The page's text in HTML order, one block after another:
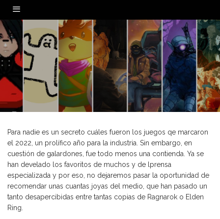
0
Para nadie es un secreto cuáles fueron los juegos qe marcaron
el 2022, un prolífico año para la industria. Sin embargo, en
cuestión de galardones, fue todo menos una contienda. Ya se
han develado los favoritos de muchos y de lprensa
especializada y por eso, no dejaremos pasar la oportunidad de
recomendar unas cuantas joyas del medio, que han pasado un
tanto desapercibidas entre tantas copias de Ragnarok o Elden
Ring.